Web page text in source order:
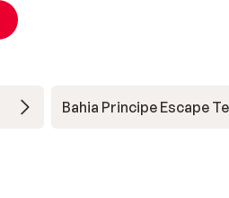
Bahia Principe Escape